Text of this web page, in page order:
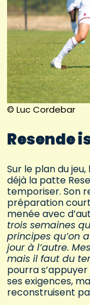
© Luc Cordebar
Resende
Sur le plan du
déjà la patte
temporiser. Son
préparation
menée avec
trois semaines
principes qu’on
jour à l’autre.
mais il faut du
pourra
ses exigences,
reconstruisent